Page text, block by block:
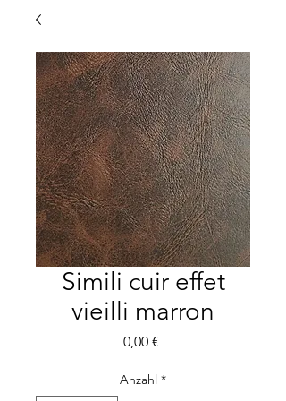
Simili cuir effet
vieilli marron
0,00 €Preis
Anzahl *